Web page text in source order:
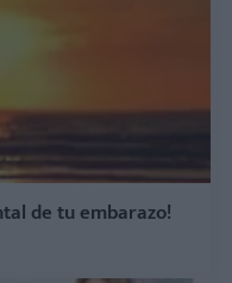
de tu embarazo!